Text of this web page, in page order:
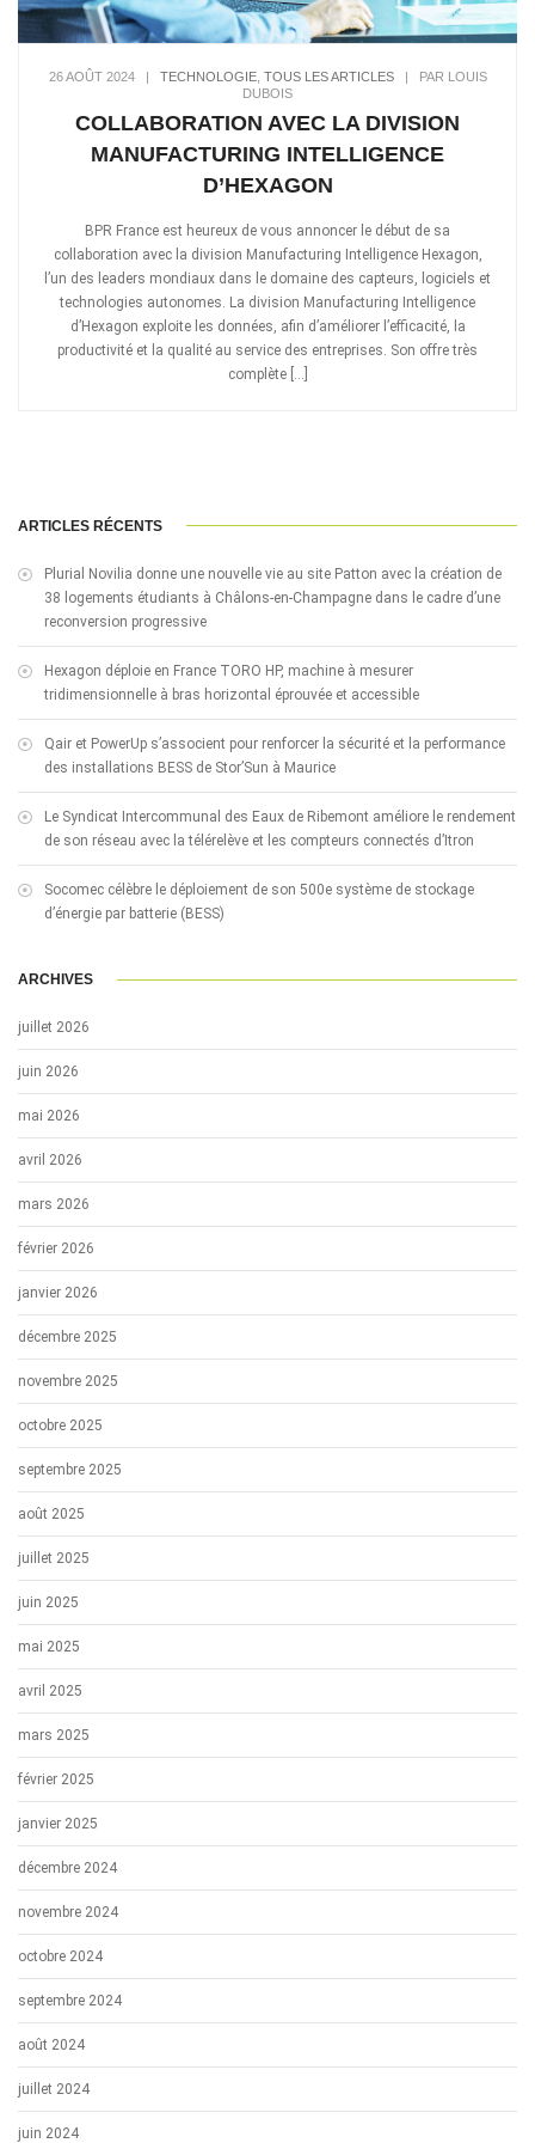
26 AOÛT 2024| TECHNOLOGIE, TOUS LES ARTICLES|
PAR LOUIS
DUBOIS
COLLABORATION AVEC LA DIVISION
MANUFACTURING INTELLIGENCE
D’HEXAGON
BPR France est heureux de vous annoncer le début de sa
collaboration avec la division Manufacturing Intelligence Hexagon,
l’un des leaders mondiaux dans le domaine des capteurs, logiciels et
technologies autonomes. La division Manufacturing Intelligence
d’Hexagon exploite les données, afin d’améliorer l’efficacité, la
productivité et la qualité au service des entreprises. Son offre très
complète […]
ARTICLES RÉCENTS
Plurial Novilia donne une nouvelle vie au site Patton avec la création de
38 logements étudiants à Châlons-en-Champagne dans le cadre d’une
reconversion progressive
Hexagon déploie en France TORO HP, machine à mesurer
tridimensionnelle à bras horizontal éprouvée et accessible
Qair et PowerUp s’associent pour renforcer la sécurité et la performance
des installations BESS de Stor’Sun à Maurice
Le Syndicat Intercommunal des Eaux de Ribemont améliore le rendement
de son réseau avec la télérelève et les compteurs connectés d’Itron
Socomec célèbre le déploiement de son 500e système de stockage
d’énergie par batterie (BESS)
ARCHIVES
juillet 2026
juin 2026
mai 2026
avril 2026
mars 2026
février 2026
janvier 2026
décembre 2025
novembre 2025
octobre 2025
septembre 2025
août 2025
juillet 2025
juin 2025
mai 2025
avril 2025
mars 2025
février 2025
janvier 2025
décembre 2024
novembre 2024
octobre 2024
septembre 2024
août 2024
juillet 2024
juin 2024